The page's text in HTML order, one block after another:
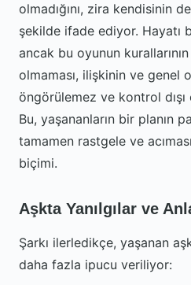
olmadığını, zira kendisinin
şekilde ifade ediyor. Hayatı
ancak bu oyunun
olmaması, ilişkinin ve genel
öngörülemez ve kontrol
Bu, yaşananların bir planın
tamamen rastgele ve
biçimi.
Aşkta Yanılgılar ve
Şarkı ilerledikçe, yaşanan
daha fazla ipucu veriliyor: